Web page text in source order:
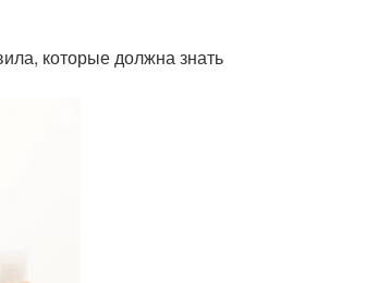
которые должна знать